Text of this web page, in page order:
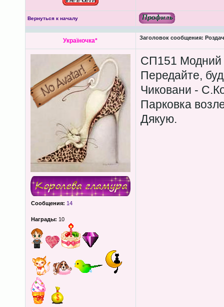
Вернуться к началу
Україночка* Заголовок сообщения:
Сообщения: 14
Награды: 10
СП151 Модний
Передайте,
Чиковани -
Парковка
Дякую.